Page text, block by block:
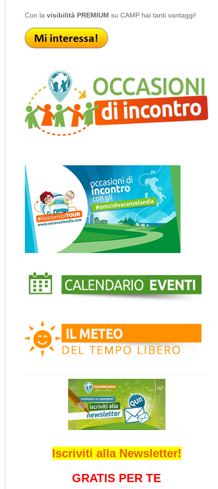
Con la visibilità PREMIUM su CAMP hai tanti vantaggi!
Iscriviti alla Newsletter!
GRATIS PER TE